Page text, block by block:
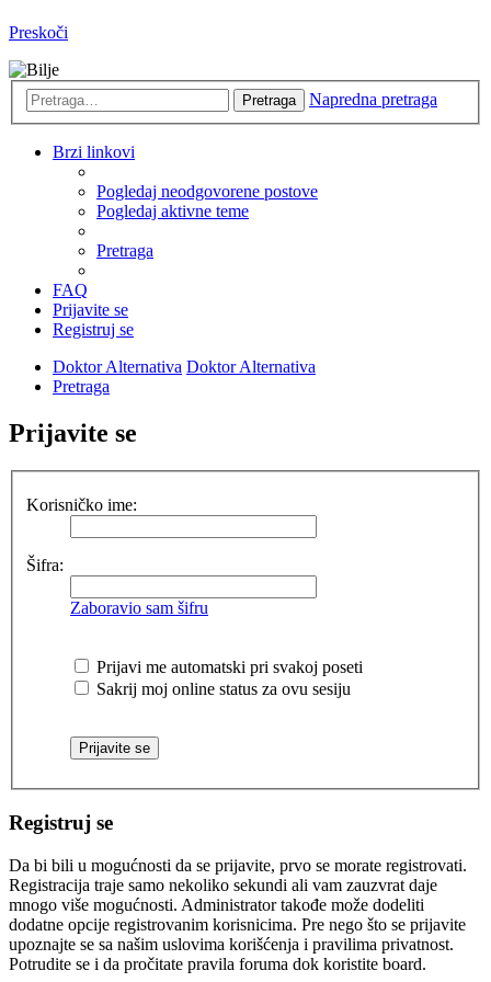
Preskoči
Pretraga Napredna pretraga
Brzi linkovi
Pogledaj neodgovorene postove
Pogledaj aktivne teme
Pretraga
FAQ
Prijavite se
Registruj se
Doktor Alternativa Doktor Alternativa
Pretraga
Prijavite se
Korisničko ime:
Šifra:
Zaboravio sam šifru
Prijavi me automatski pri svakoj poseti
Sakrij moj online status za ovu sesiju
Registruj se
Da bi bili u mogućnosti da se prijavite, prvo se morate registrovati.
Registracija traje samo nekoliko sekundi ali vam zauzvrat daje
mnogo više mogućnosti. Administrator takođe može dodeliti
dodatne opcije registrovanim korisnicima. Pre nego što se prijavite
upoznajte se sa našim uslovima korišćenja i pravilima privatnost.
Potrudite se i da pročitate pravila foruma dok koristite board.